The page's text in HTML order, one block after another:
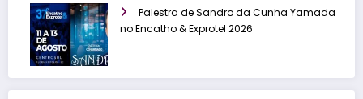
Palestra de Sandro da Cunha Yamada
no Encatho & Exprotel 2026